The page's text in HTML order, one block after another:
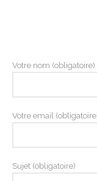
Votre nom (obligatoire)
Votre email
Sujet (obligatoire)